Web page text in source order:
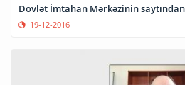
Dövlət İmtahan Mərkəzinin
19-12-2016